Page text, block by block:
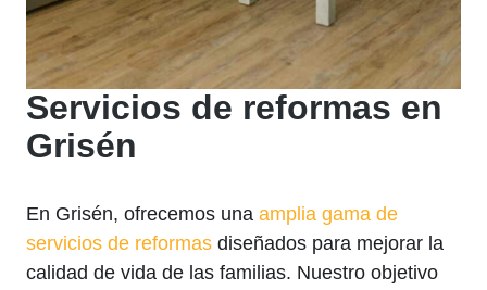
Servicios de reformas en
Grisén
En Grisén, ofrecemos una amplia gama de
servicios de reformas diseñados para mejorar la
calidad de vida de las familias. Nuestro objetivo